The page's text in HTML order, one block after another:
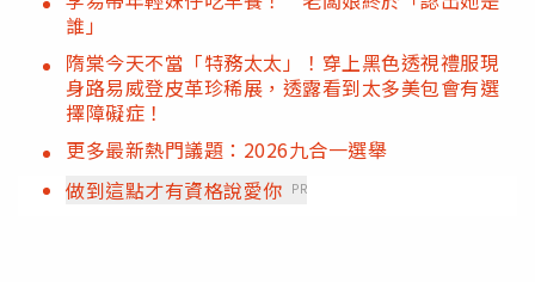
誰」
隋棠今天不當「特務太太」！穿上黑色透視禮服現
身路易威登皮革珍稀展，透露看到太多美包會有選
擇障礙症！
更多最新熱門議題：2026九合一選舉
做到這點才有資格說愛你 PR